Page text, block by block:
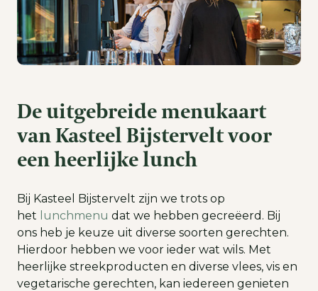
De uitgebreide menukaart
van Kasteel Bijstervelt voor
een heerlijke lunch
Bij Kasteel Bijstervelt zijn we trots op
het lunchmenu dat we hebben gecreëerd. Bij
ons heb je keuze uit diverse soorten gerechten.
Hierdoor hebben we voor ieder wat wils. Met
heerlijke streekproducten en diverse vlees, vis en
vegetarische gerechten, kan iedereen genieten